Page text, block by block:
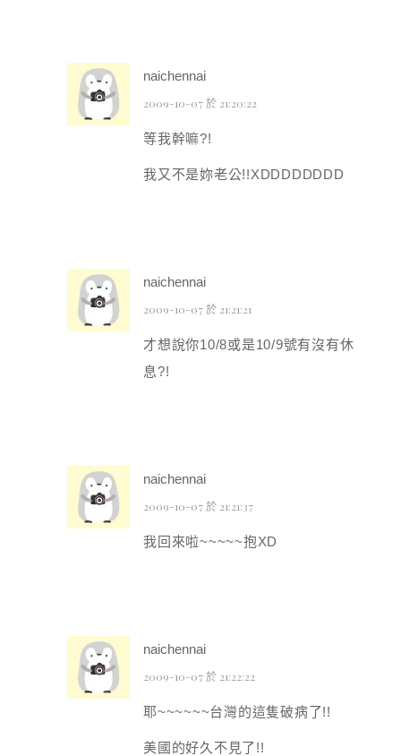
naichennai
2009-10-07 於 21:20:22
等我幹嘛?!
我又不是妳老公!!XDDDDDDDD
naichennai
2009-10-07 於 21:21:21
才想說你10/8或是10/9號有沒有休
息?!
naichennai
2009-10-07 於 21:21:37
我回來啦~~~~~抱XD
naichennai
2009-10-07 於 21:22:22
耶~~~~~~台灣的這隻破病了!!
美國的好久不見了!!